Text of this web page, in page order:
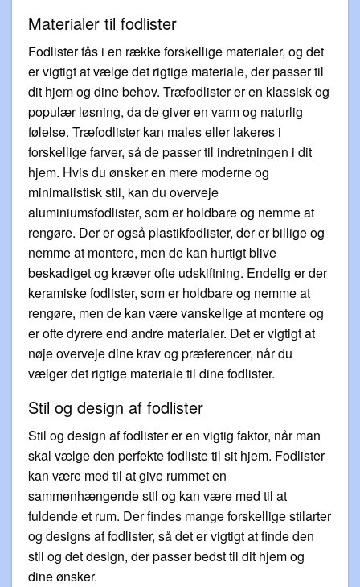
Materialer til fodlister
Fodlister fås i en række forskellige materialer, og det
er vigtigt at vælge det rigtige materiale, der passer til
dit hjem og dine behov. Træfodlister er en klassisk og
populær løsning, da de giver en varm og naturlig
følelse. Træfodlister kan males eller lakeres i
forskellige farver, så de passer til indretningen i dit
hjem. Hvis du ønsker en mere moderne og
minimalistisk stil, kan du overveje
aluminiumsfodlister, som er holdbare og nemme at
rengøre. Der er også plastikfodlister, der er billige og
nemme at montere, men de kan hurtigt blive
beskadiget og kræver ofte udskiftning. Endelig er der
keramiske fodlister, som er holdbare og nemme at
rengøre, men de kan være vanskelige at montere og
er ofte dyrere end andre materialer. Det er vigtigt at
nøje overveje dine krav og præferencer, når du
vælger det rigtige materiale til dine fodlister.
Stil og design af fodlister
Stil og design af fodlister er en vigtig faktor, når man
skal vælge den perfekte fodliste til sit hjem. Fodlister
kan være med til at give rummet en
sammenhængende stil og kan være med til at
fuldende et rum. Der findes mange forskellige stilarter
og designs af fodlister, så det er vigtigt at finde den
stil og det design, der passer bedst til dit hjem og
dine ønsker.